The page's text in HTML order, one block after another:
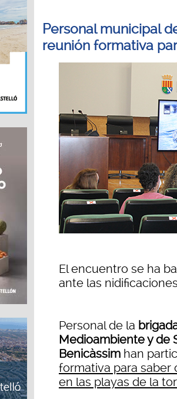
Personal municipal
reunión formativa
El encuentro se ha
ante las
Personal de la
Medioambiente y de
Benicàssim han
formativa para saber
en las playas de la